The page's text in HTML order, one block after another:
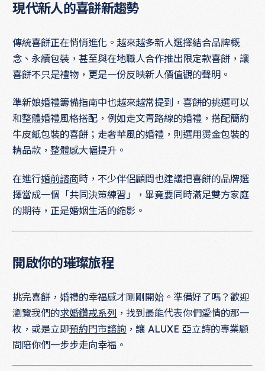
現代新人的喜餅新趨勢
傳統喜餅正在悄悄進化。越來越多新人選擇結合品牌概
念、永續包裝，甚至與在地職人合作推出限定款喜餅，讓
喜餅不只是禮物，更是一份反映新人價值觀的聲明。
準新娘婚禮籌備指南中也越來越常提到，喜餅的挑選可以
和整體婚禮風格搭配，例如走文青路線的婚禮，搭配簡約
牛皮紙包裝的喜餅；走奢華風的婚禮，則選用燙金包裝的
精品款，整體感大幅提升。
在進行婚前諮商時，不少伴侶顧問也建議把喜餅的品牌選
擇當成一個「共同決策練習」，畢竟要同時滿足雙方家庭
的期待，正是婚姻生活的縮影。
開啟你的璀璨旅程
挑完喜餅，婚禮的幸福感才剛剛開始。準備好了嗎？歡迎
瀏覽我們的求婚鑽戒系列 ，找到最能代表你們愛情的那一
枚，或是立即預約門市諮詢 ，讓 ALUXE 亞立詩的專業顧
問陪你們一步步走向幸福。